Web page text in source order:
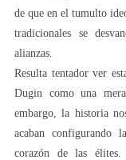
de que en el tumulto
tradicionales se
alianzas.
Resulta tentador ver
Dugin como una
embargo, la historia
acaban configurando
corazón de las